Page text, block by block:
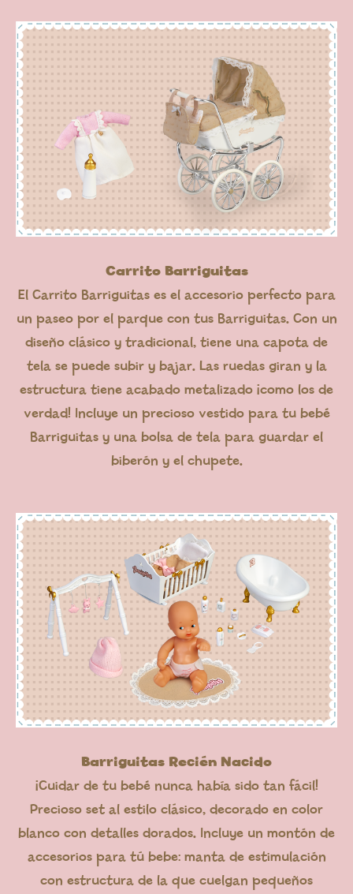
Carrito Barriguitas
El Carrito Barriguitas es el accesorio perfecto para
un paseo por el parque con tus Barriguitas. Con un
diseño clásico y tradicional, tiene una capota de
tela se puede subir y bajar. Las ruedas giran y la
estructura tiene acabado metalizado ¡como los de
verdad! Incluye un precioso vestido para tu bebé
Barriguitas y una bolsa de tela para guardar el
biberón y el chupete.
Barriguitas Recién Nacido
¡Cuidar de tu bebé nunca había sido tan fácil!
Precioso set al estilo clásico, decorado en color
blanco con detalles dorados. Incluye un montón de
accesorios para tú bebe: manta de estimulación
con estructura de la que cuelgan pequeños